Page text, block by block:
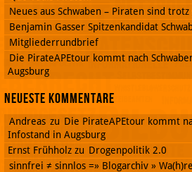
Neues aus Schwaben – Piraten sind
Benjamin Gasser Spitzenkandidat
Mitgliederrundbrief
Die PirateAPEtour kommt nach
Augsburg
Neueste Kommentare
Andreas zu Die PirateAPEtour kommt
Infostand in Augsburg
Ernst Frühholz zu Drogenpolitik 2.0
sinnfrei ≠ sinnlos =» Blogarchiv »